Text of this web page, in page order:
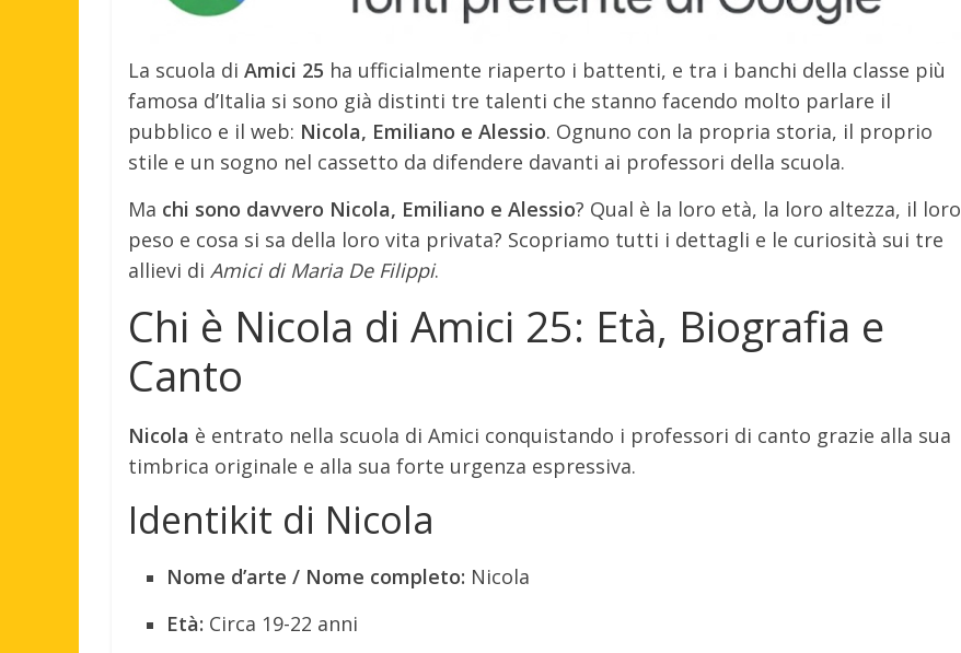
La scuola di Amici 25 ha ufficialmente riaperto i battenti, e tra i banchi della classe più
famosa d’Italia si sono già distinti tre talenti che stanno facendo molto parlare il
pubblico e il web: Nicola, Emiliano e Alessio. Ognuno con la propria storia, il proprio
stile e un sogno nel cassetto da difendere davanti ai professori della scuola.
Ma chi sono davvero Nicola, Emiliano e Alessio? Qual è la loro età, la loro altezza, il loro
peso e cosa si sa della loro vita privata? Scopriamo tutti i dettagli e le curiosità sui tre
allievi di Amici di Maria De Filippi.
Chi è Nicola di Amici 25: Età, Biografia e
Canto
Nicola è entrato nella scuola di Amici conquistando i professori di canto grazie alla sua
timbrica originale e alla sua forte urgenza espressiva.
Identikit di Nicola
Nome d’arte / Nome completo: Nicola
Età: Circa 19-22 anni